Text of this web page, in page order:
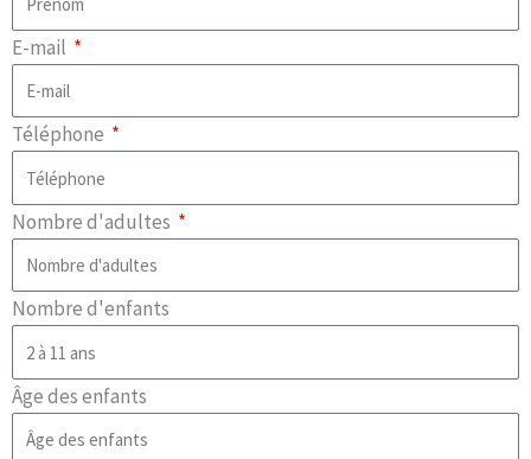
E-mail
Téléphone
Nombre d'adultes
Nombre d'enfants
Âge des enfants